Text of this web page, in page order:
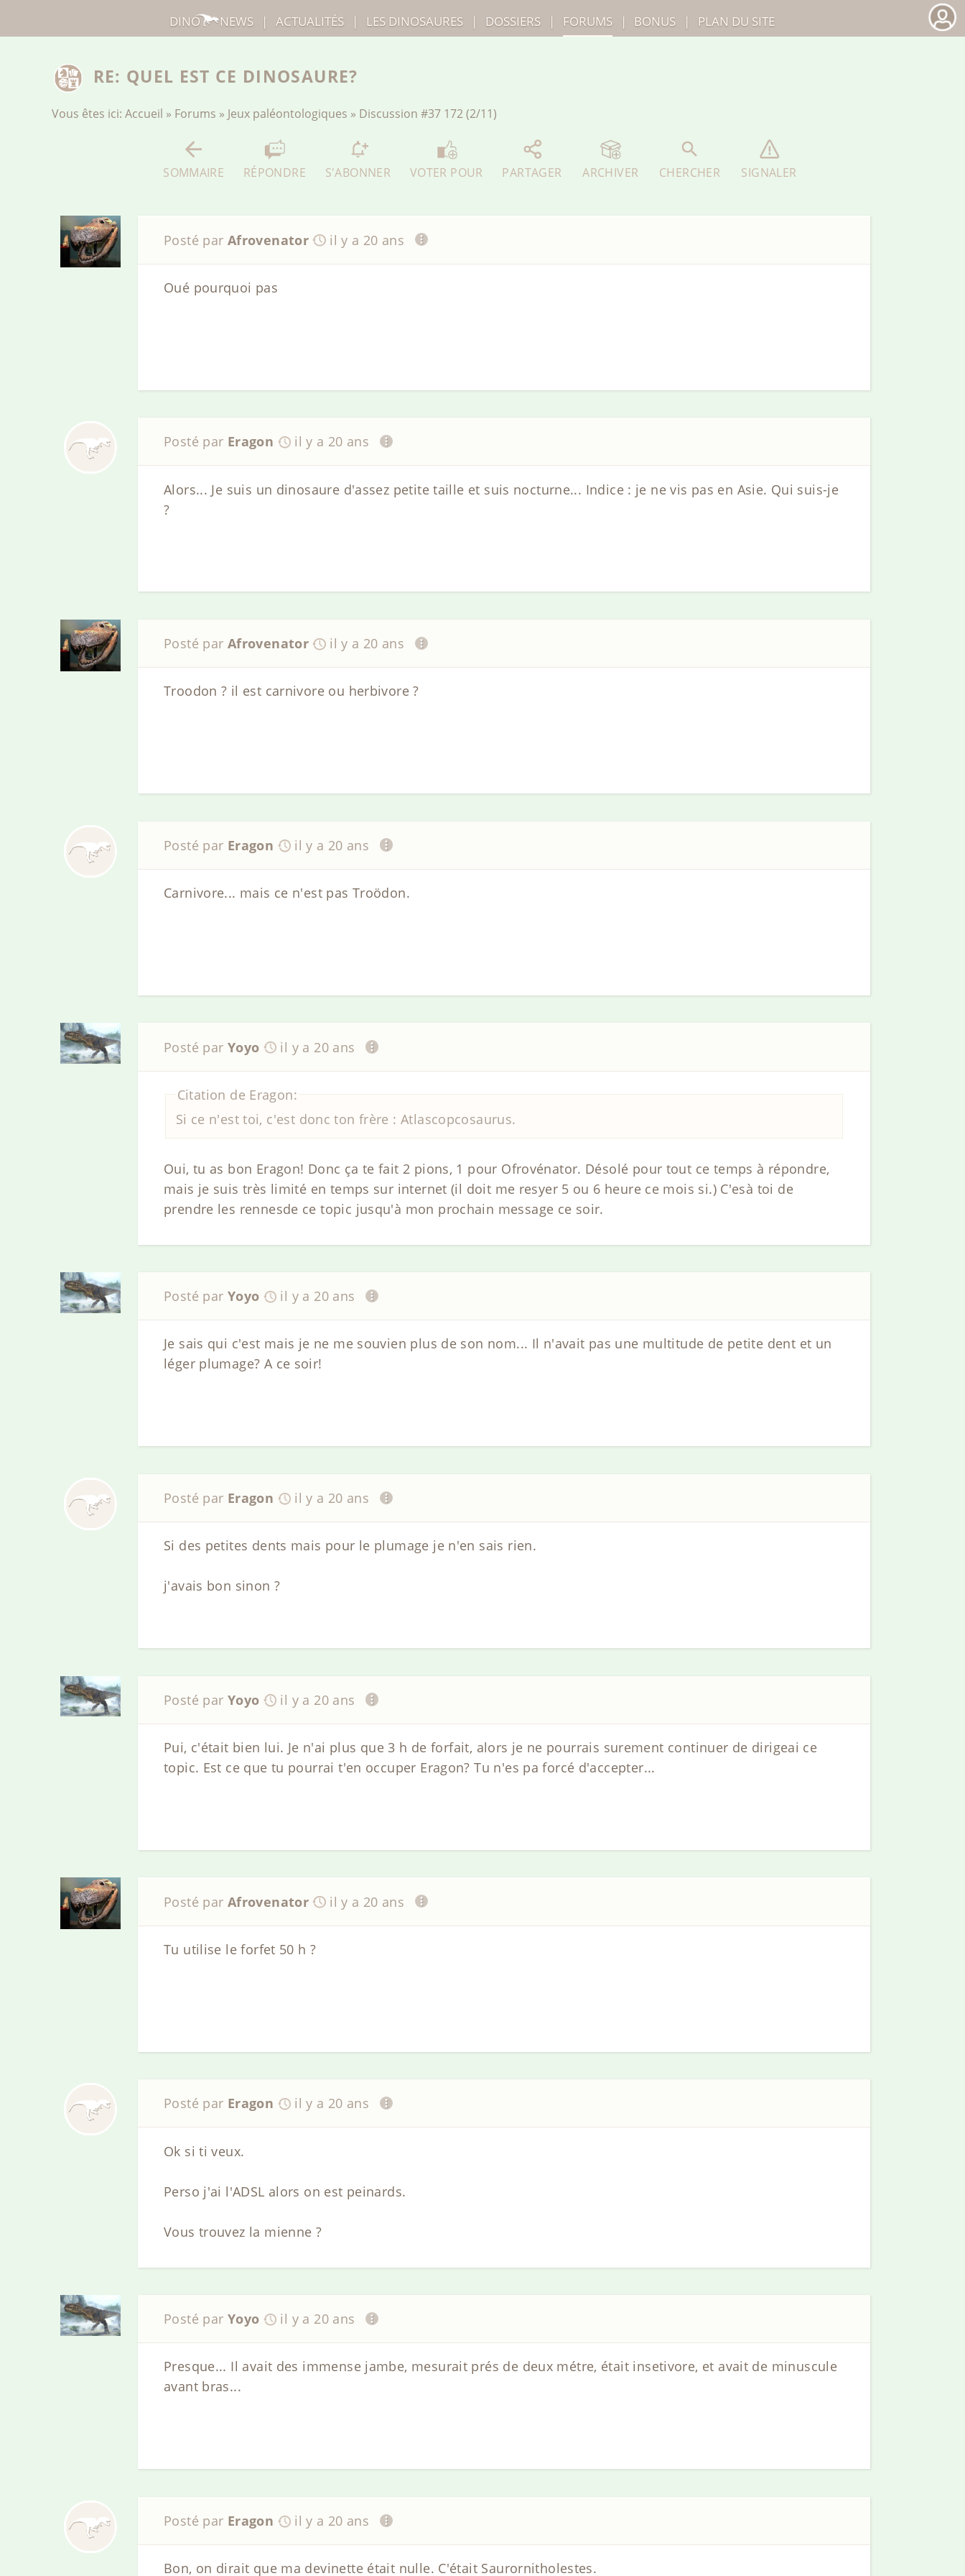
RE: QUEL EST CE DINOSAURE?
Vous êtes ici: Accueil » Forums » Jeux paléontologiques » Discussion #37 172 (2/11)
SOMMAIRE RÉPONDRE S'ABONNER VOTER POUR PARTAGER ARCHIVER CHERCHER SIGNALER
Posté par Afrovenator il y a 20 ans
Oué pourquoi pas
Posté par Eragon il y a 20 ans
Alors... Je suis un dinosaure d'assez petite taille et suis nocturne... Indice : je ne vis pas en Asie. Qui suis-je
?
Posté par Afrovenator il y a 20 ans
Troodon ? il est carnivore ou herbivore ?
Posté par Eragon il y a 20 ans
Carnivore... mais ce n'est pas Troödon.
Posté par Yoyo il y a 20 ans
Citation de Eragon:
Si ce n'est toi, c'est donc ton frère : Atlascopcosaurus.
Oui, tu as bon Eragon! Donc ça te fait 2 pions, 1 pour Ofrovénator. Désolé pour tout ce temps à répondre,
mais je suis très limité en temps sur internet (il doit me resyer 5 ou 6 heure ce mois si.) C'esà toi de
prendre les rennesde ce topic jusqu'à mon prochain message ce soir.
Posté par Yoyo il y a 20 ans
Je sais qui c'est mais je ne me souvien plus de son nom... Il n'avait pas une multitude de petite dent et un
léger plumage? A ce soir!
Posté par Eragon il y a 20 ans
Si des petites dents mais pour le plumage je n'en sais rien.
j'avais bon sinon ?
Posté par Yoyo il y a 20 ans
Pui, c'était bien lui. Je n'ai plus que 3 h de forfait, alors je ne pourrais surement continuer de dirigeai ce
topic. Est ce que tu pourrai t'en occuper Eragon? Tu n'es pa forcé d'accepter...
Posté par Afrovenator il y a 20 ans
Tu utilise le forfet 50 h ?
Posté par Eragon il y a 20 ans
Ok si ti veux.
Perso j'ai l'ADSL alors on est peinards.
Vous trouvez la mienne ?
Posté par Yoyo il y a 20 ans
Presque... Il avait des immense jambe, mesurait prés de deux métre, était insetivore, et avait de minuscule
avant bras...
Posté par Eragon il y a 20 ans
Bon, on dirait que ma devinette était nulle. C'était Saurornitholestes.
DINO NEWS | ACTUALITÉS | LES DINOSAURES | DOSSIERS | FORUMS | BONUS | PLAN DU SITE